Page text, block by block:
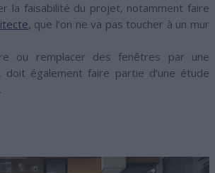
la faisabilité du projet, notamment faire
, que l’on ne va pas toucher à un mur
ou remplacer des fenêtres par une
doit également faire partie d’une étude